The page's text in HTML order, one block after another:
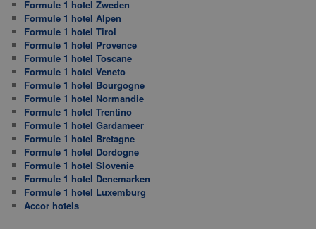
Formule 1 hotel Zweden
Formule 1 hotel Alpen
Formule 1 hotel Tirol
Formule 1 hotel Provence
Formule 1 hotel Toscane
Formule 1 hotel Veneto
Formule 1 hotel Bourgogne
Formule 1 hotel Normandie
Formule 1 hotel Trentino
Formule 1 hotel Gardameer
Formule 1 hotel Bretagne
Formule 1 hotel Dordogne
Formule 1 hotel Slovenie
Formule 1 hotel Denemarken
Formule 1 hotel Luxemburg
Accor hotels